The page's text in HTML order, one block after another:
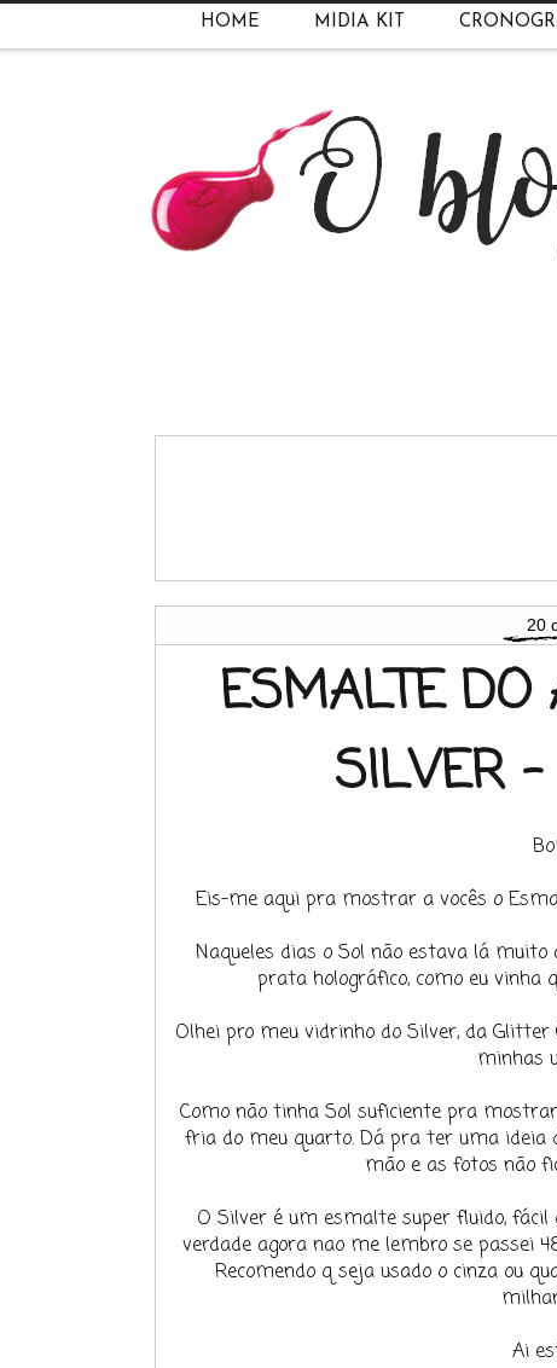
HOME MIDIA KIT
20
ESMALTE
SILVER -
Eis-me aqui pra mostrar a vocês o
Naqueles dias o Sol não estava lá
prata holográfico, como eu vinha
Olhei pro meu vidrinho do Silver, da
minhas
Como não tinha Sol suficiente pra
fria do meu quarto. Dá pra ter uma
mão e as fotos não
O Silver é um esmalte super fluido,
verdade agora nao me lembro se passei
Recomendo q seja usado o cinza ou
Ai